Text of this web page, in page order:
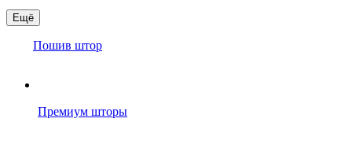
Ещё
Пошив штор
Премиум шторы